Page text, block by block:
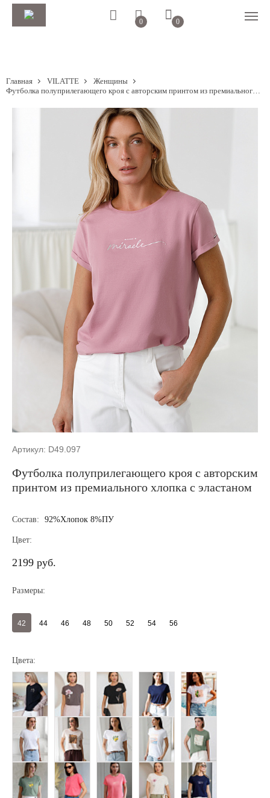
0 0
Главная VILATTE
Женщины
Футболка полуприлегающего кроя с авторским принтом из премиального хлопка с эластаном
Артикул: D49.097
Футболка полуприлегающего кроя с авторским
принтом из премиального хлопка с эластаном
Состав: 92%Хлопок 8%ПУ
Цвет:
2199 руб.
Размеры:
42 44 46 48 50 52 54 56
Цвета: